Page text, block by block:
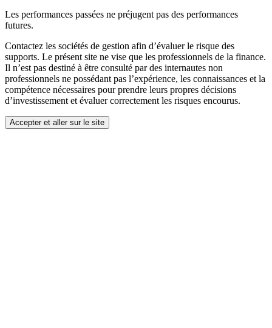
Les performances passées ne préjugent pas des performances
futures.
Contactez les sociétés de gestion afin d’évaluer le risque des
supports. Le présent site ne vise que les professionnels de la finance.
Il n’est pas destiné à être consulté par des internautes non
professionnels ne possédant pas l’expérience, les connaissances et la
compétence nécessaires pour prendre leurs propres décisions
d’investissement et évaluer correctement les risques encourus.
Accepter et aller sur le site